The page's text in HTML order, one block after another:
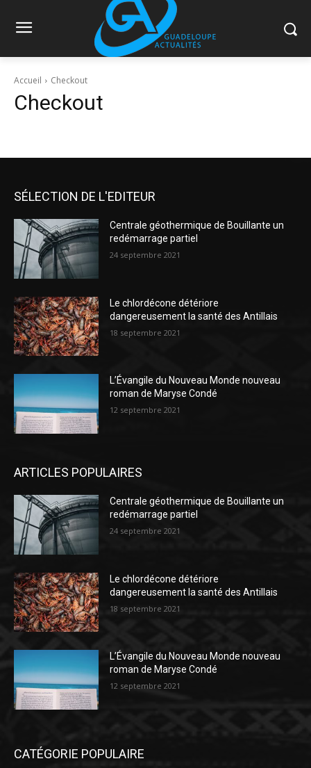
Accueil Checkout
Checkout
SÉLECTION DE L'EDITEUR
Centrale géothermique de Bouillante un
redémarrage partiel
24 septembre 2021
Le chlordécone détériore
dangereusement la santé des Antillais
18 septembre 2021
L’Évangile du Nouveau Monde nouveau
roman de Maryse Condé
12 septembre 2021
ARTICLES POPULAIRES
Centrale géothermique de Bouillante un
redémarrage partiel
24 septembre 2021
Le chlordécone détériore
dangereusement la santé des Antillais
18 septembre 2021
L’Évangile du Nouveau Monde nouveau
roman de Maryse Condé
12 septembre 2021
CATÉGORIE POPULAIRE